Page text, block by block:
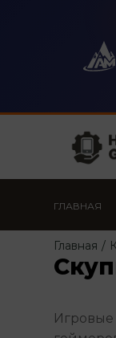
ГЛАВНАЯ
Главная /
Игровые